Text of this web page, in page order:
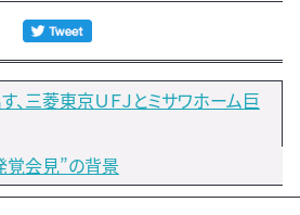
三菱東京ＵＦＪとミサワホーム巨
覚会見”の背景